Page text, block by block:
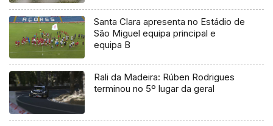
Santa Clara apresenta no Estádio de
São Miguel equipa principal e
equipa B
Rali da Madeira: Rúben Rodrigues
terminou no 5º lugar da geral